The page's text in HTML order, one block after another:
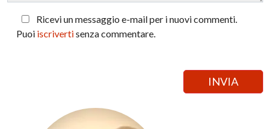
Ricevi un messaggio e-mail per i nuovi commenti.
Puoi iscrivertisenza commentare.